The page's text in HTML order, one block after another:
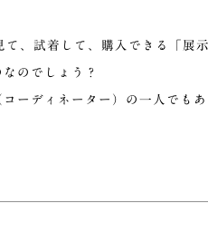
、試着して、購入できる「展
のでしょう？
ーディネーター）の一人でも